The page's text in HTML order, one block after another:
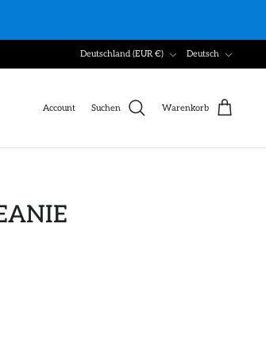
Deutschland (EUR €) Deutsch
Account Suchen Warenkorb